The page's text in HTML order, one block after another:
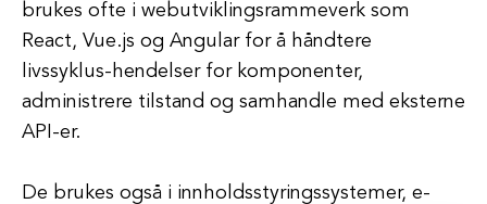
brukes ofte i webutviklingsrammeverk som
React, Vue.js og Angular for å håndtere
livssyklus-hendelser for komponenter,
administrere tilstand og samhandle med eksterne
API-er.
De brukes også i innholdsstyringssystemer, e-